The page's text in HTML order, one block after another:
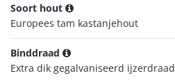
Soort hout
Europees tam kastanjehout
Binddraad
Extra dik gegalvaniseerd ijzerdraad